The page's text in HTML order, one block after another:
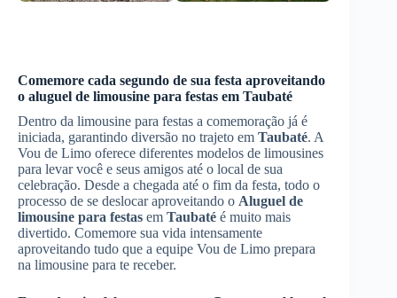
Comemore cada segundo de sua festa aproveitando
o aluguel de limousine para festas em Taubaté
Dentro da limousine para festas a comemoração já é
iniciada, garantindo diversão no trajeto em Taubaté. A
Vou de Limo oferece diferentes modelos de limousines
para levar você e seus amigos até o local de sua
celebração. Desde a chegada até o fim da festa, todo o
processo de se deslocar aproveitando o Aluguel de
limousine para festas em Taubaté é muito mais
divertido. Comemore sua vida intensamente
aproveitando tudo que a equipe Vou de Limo prepara
na limousine para te receber.